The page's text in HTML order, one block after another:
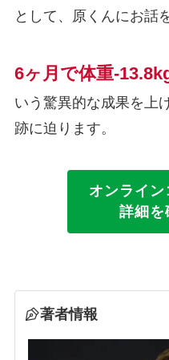
として、原くんにお話
6ヶ月で体重-
いう驚異的な成果を上
跡に迫ります。
オンライ
詳細を
著者情報